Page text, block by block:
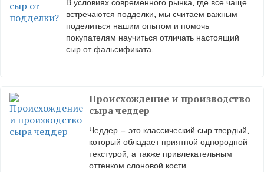
В условиях современного рынка, где все чаще
встречаются подделки, мы считаем важным
поделиться нашим опытом и помочь
покупателям научиться отличать настоящий
сыр от фальсификата.
Происхождение и производство
сыра чеддер
Чеддер – это классический сыр твердый,
который обладает приятной однородной
текстурой, а также привлекательным
оттенком слоновой кости.